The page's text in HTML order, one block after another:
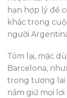
hạn hợp lý để
khác trong
người
Tóm lại, mặc
Barcelona,
trong tương lai
nắm giữ mọi